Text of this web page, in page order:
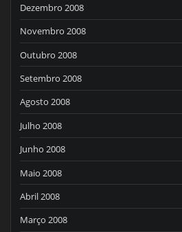
Dezembro 2008
Novembro 2008
Outubro 2008
Setembro 2008
Agosto 2008
Julho 2008
Junho 2008
Maio 2008
Abril 2008
Março 2008